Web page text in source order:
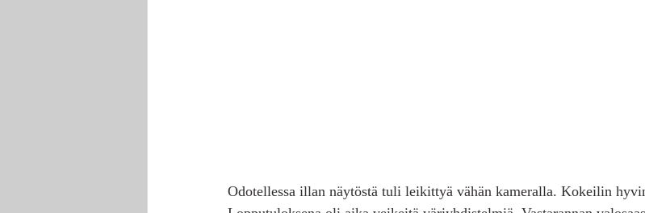
Odotellessa illan näytöstä tuli leikittyä vähän kameralla. Kokeilin